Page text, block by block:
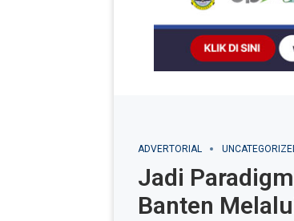
ADVERTORIAL
Jadi
Banten